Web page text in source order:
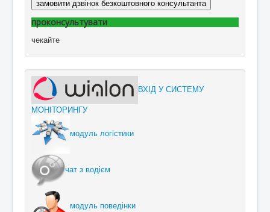
замовити дзвінок безкоштовного консультанта
проконсультувати
чекайте
ВХІД У СИСТЕМУ
МОНІТОРИНГУ
модуль логістики
чат з водієм
модуль поведінки